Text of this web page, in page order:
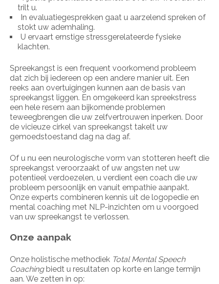
trilt u.
In evaluatiegesprekken gaat u aarzelend spreken of
stokt uw ademhaling.
U ervaart ernstige stressgerelateerde fysieke
klachten.
Spreekangst is een frequent voorkomend probleem
dat zich bij iedereen op een andere manier uit. Een
reeks aan overtuigingen kunnen aan de basis van
spreekangst liggen. En omgekeerd kan spreekstress
een hele resem aan bijkomende problemen
teweegbrengen die uw zelfvertrouwen inperken. Door
de vicieuze cirkel van spreekangst takelt uw
gemoedstoestand dag na dag af.
Of u nu een neurologische vorm van stotteren heeft die
spreekangst veroorzaakt of uw angsten net uw
potentieel verdoezelen, u verdient een coach die uw
probleem persoonlijk en vanuit empathie aanpakt.
Onze experts combineren kennis uit de logopedie en
mental coaching met NLP-inzichten om u voorgoed
van uw spreekangst te verlossen.
Onze aanpak
Onze holistische methodiek Total Mental Speech
Coachingbiedt u resultaten op korte en lange termijn
aan. We zetten in op: